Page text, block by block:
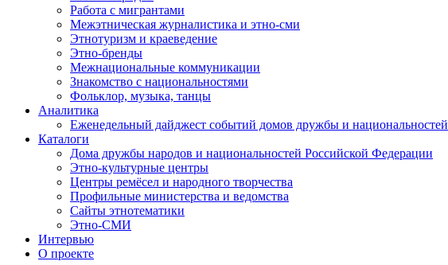
Работа с мигрантами
Межэтническая журналистика и этно-сми
Этнотуризм и краеведение
Этно-бренды
Межнациональные коммуникации
Знакомство с национальностями
Фольклор, музыка, танцы
Аналитика
Еженедельный дайджест событий домов дружбы и национальностей
Каталоги
Дома дружбы народов и национальностей Российской Федерации
Этно-культурные центры
Центры ремёсел и народного творчества
Профильные министерства и ведомства
Сайты этнотематики
Этно-СМИ
Интервью
О проекте